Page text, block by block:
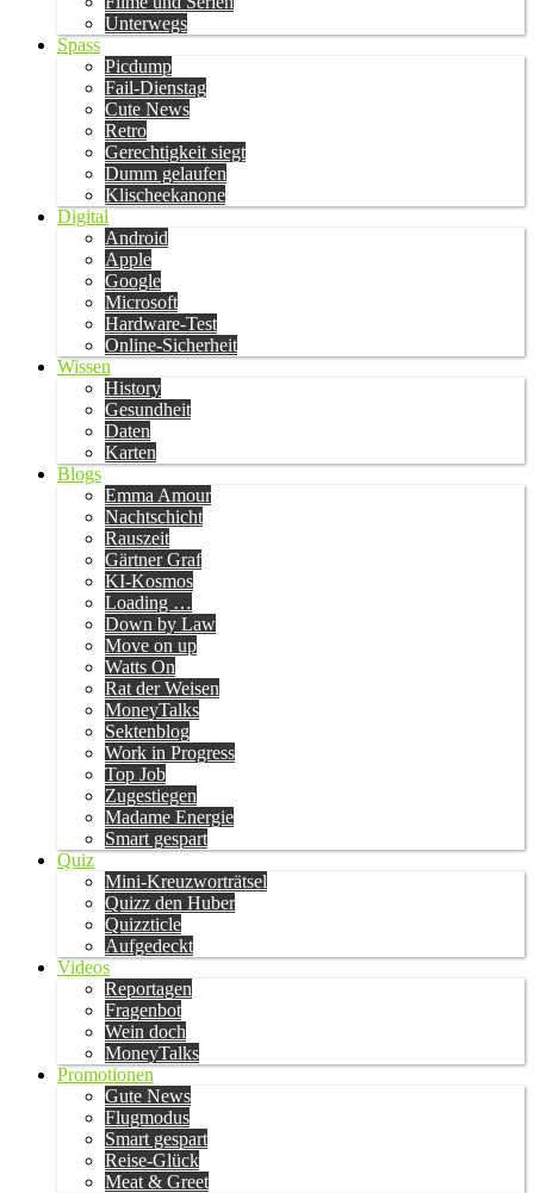
Unterwegs
Spass
Picdump
Fail-Dienstag
Cute News
Retro
Gerechtigkeit siegt
Dumm gelaufen
Klischeekanone
Digital
Android
Apple
Google
Microsoft
Hardware-Test
Online-Sicherheit
Wissen
History
Gesundheit
Daten
Karten
Blogs
Emma Amour
Nachtschicht
Rauszeit
Gärtner Graf
KI-Kosmos
Loading …
Down by Law
Move on up
Watts On
Rat der Weisen
MoneyTalks
Sektenblog
Work in Progress
Top Job
Zugestiegen
Madame Energie
Smart gespart
Quiz
Mini-Kreuzworträtsel
Quizz den Huber
Quizzticle
Aufgedeckt
Videos
Reportagen
Fragenbot
Wein doch
MoneyTalks
Promotionen
Gute News
Flugmodus
Smart gespart
Reise-Glück
Meat & Greet